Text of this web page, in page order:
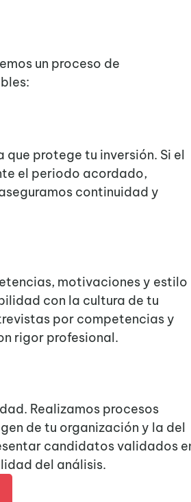
un proceso de
protege tu inversión. Si el
el periodo acordado,
continuidad y
motivaciones y estilo
con la cultura de tu
por competencias y
rigor profesional.
Realizamos procesos
de tu organización y la del
candidatos validados
del análisis.